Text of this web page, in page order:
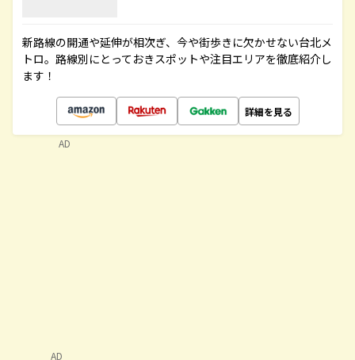
新路線の開通や延伸が相次ぎ、今や街歩きに欠かせない台北メ
トロ。路線別にとっておきスポットや注目エリアを徹底紹介し
ます！
詳細を見る
AD
AD